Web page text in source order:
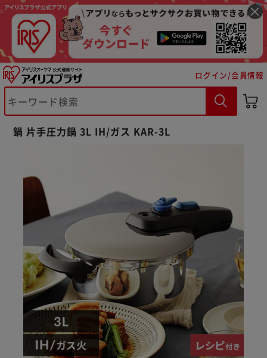
ログイン/会員情報
鍋 片手圧力鍋 3L IH/ガス KAR-3L
※ご確認ください